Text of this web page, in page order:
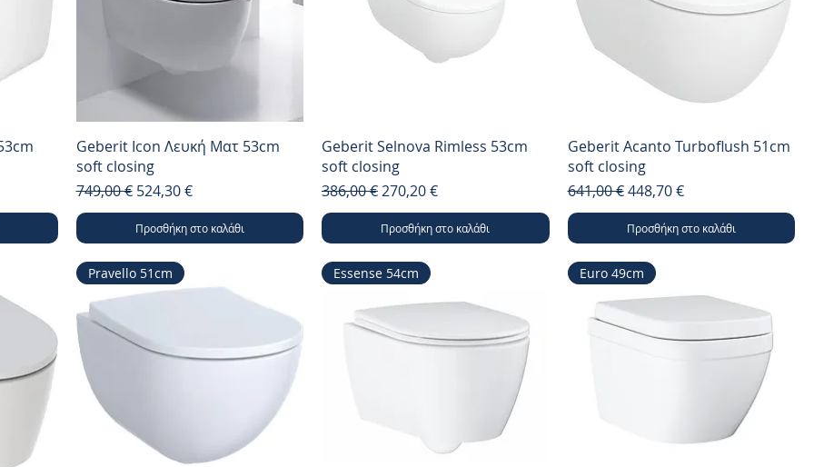
Geberit Icon Λευκή Ματ 53cm
soft closing
Κανονική τιμή
749,00 € Τιμή Έκπτωσης
524,30 €
Προσθήκη στο καλάθι
Geberit Selnova Rimless 53cm
soft closing
Κανονική τιμή
386,00 € Τιμή Έκπτωσης
270,20 €
Προσθήκη στο καλάθι
Geberit Acanto Turboflush 51cm
soft closing
Κανονική τιμή
641,00 € Τιμή Έκπτωσης
448,70 €
Προσθήκη στο καλάθι
Pravello 51cm Essense 54cm Euro 49cm